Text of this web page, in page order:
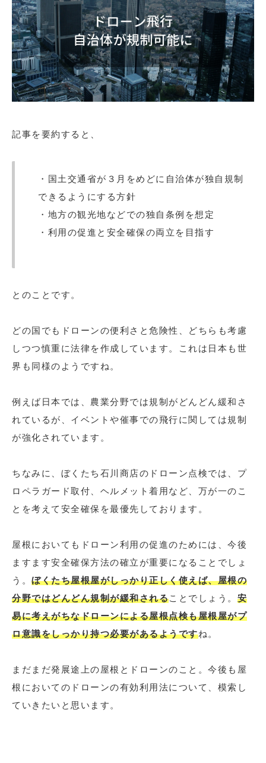
記事を要約すると、
・国土交通省が３月をめどに自治体が独自規制
できるようにする方針
・地方の観光地などでの独自条例を想定
・利用の促進と安全確保の両立を目指す
とのことです。
どの国でもドローンの便利さと危険性、どちらも考慮
しつつ慎重に法律を作成しています。これは日本も世
界も同様のようですね。
例えば日本では、農業分野では規制がどんどん緩和さ
れているが、イベントや催事での飛行に関しては規制
が強化されています。
ちなみに、ぼくたち石川商店のドローン点検では、プ
ロペラガード取付、ヘルメット着用など、万が一のこ
とを考えて安全確保を最優先しております。
屋根においてもドローン利用の促進のためには、今後
ますます安全確保方法の確立が重要になることでしょ
う。 ぼくたち屋根屋がしっかり正しく使えば、屋根の
分野ではどんどん規制が緩和されることでしょう。 安
易に考えがちなドローンによる屋根点検も屋根屋がプ
ロ意識をしっかり持つ必要があるようですね。
まだまだ発展途上の屋根とドローンのこと。今後も屋
根においてのドローンの有効利用法について、模索し
ていきたいと思います。